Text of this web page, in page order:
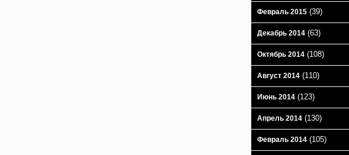
Февраль 2015 (39)
Декабрь 2014 (63)
Октябрь 2014 (108)
Август 2014 (110)
Июнь 2014 (123)
Апрель 2014 (130)
Февраль 2014 (105)